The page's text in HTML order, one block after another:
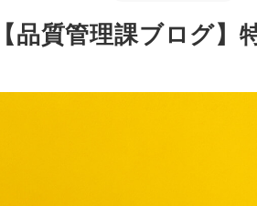
【品質管理課ブログ】